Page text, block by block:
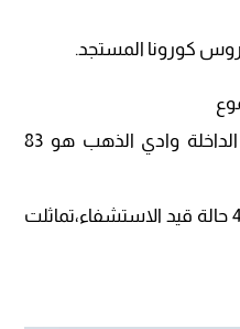
كورونا المستجد.
الحالات التي ثم رصدها بجهة الداخلة وادي الذهب هو 83
مند ظهور الوباء،فيما لا تزال 49 حالة قيد الاستشفاء،تماثلت